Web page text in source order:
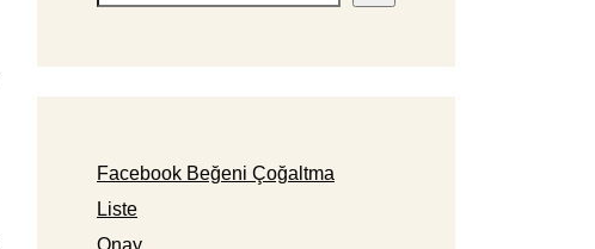
Facebook Beğeni Çoğaltma
Liste
Onay